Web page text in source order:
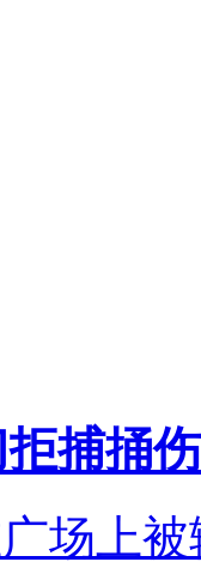
捕捅
场上